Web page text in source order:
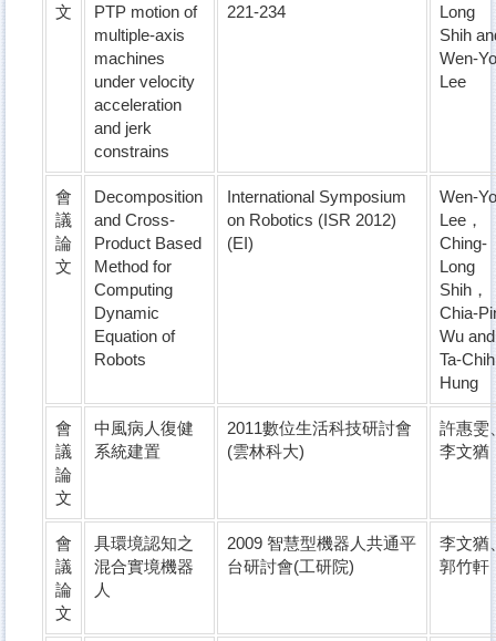
文
PTP motion of
multiple-axis
machines
under velocity
acceleration
and jerk
constrains
221-234
Long
Shih
Wen-Yo
Lee
會
議
論
文
Decomposition
and Cross-
Product Based
Method for
Computing
Dynamic
Equation of
Robots
International Symposium
on Robotics (ISR 2012)
(EI)
Wen-Yo
Lee，
Ching-
Long
Shih，
Chia-
Wu and
Ta-Chih
Hung
會
議
論
文
中風病人復健
系統建置
2011數位生活科技研討會
(雲林科大)
許惠雯
李文猶
會
議
論
文
具環境認知之
混合實境機器
人
2009 智慧型機器人共通平
台研討會(工研院)
李文猶
郭竹軒